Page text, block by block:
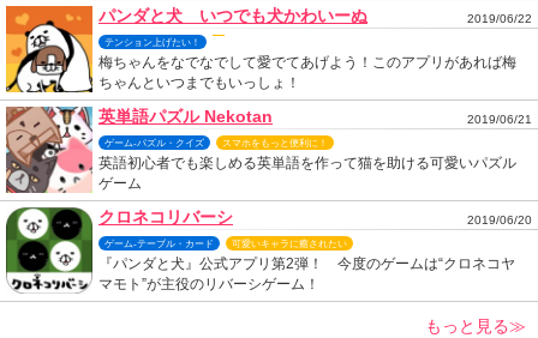
パンダと犬 いつでも犬かわいーぬ 2019/06/22
テンション上げたい！
梅ちゃんをなでなでして愛でてあげよう！このアプリがあれば梅
ちゃんといつまでもいっしょ！
英単語パズル Nekotan 2019/06/21
ゲーム-パズル・クイズ スマホをもっと便利に！
英語初心者でも楽しめる英単語を作って猫を助ける可愛いパズル
ゲーム
クロネコリバーシ 2019/06/20
ゲーム-テーブル・カード 可愛いキャラに癒されたい
『パンダと犬』公式アプリ第2弾！ 今度のゲームは“クロネコヤ
マモト”が主役のリバーシゲーム！
もっと見る≫